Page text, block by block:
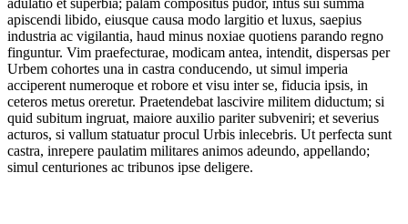
adulatio et superbia; palam compositus pudor, intus sui summa
apiscendi libido, eiusque causa modo largitio et luxus, saepius
industria ac vigilantia, haud minus noxiae quotiens parando regno
finguntur. Vim praefecturae, modicam antea, intendit, dispersas per
Urbem cohortes una in castra conducendo, ut simul imperia
acciperent numeroque et robore et visu inter se, fiducia ipsis, in
ceteros metus oreretur. Praetendebat lascivire militem diductum; si
quid subitum ingruat, maiore auxilio pariter subveniri; et severius
acturos, si vallum statuatur procul Urbis inlecebris. Ut perfecta sunt
castra, inrepere paulatim militares animos adeundo, appellando;
simul centuriones ac tribunos ipse deligere.